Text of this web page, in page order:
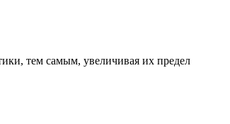
тем самым, увеличивая их предел